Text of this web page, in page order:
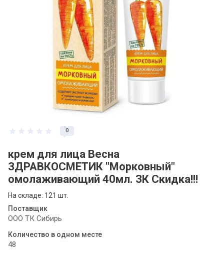
0
крем для лица Весна
ЗДРАВКОСМЕТИК "Морковный"
омолаживающий 40мл. ЗК Скидка!!!
На складе: 121 шт.
Поставщик
ООО ТК Сибирь
Количество в одном месте
48